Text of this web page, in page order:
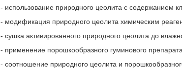
- использование природного цеолита с содержанием
- модификация природного цеолита химическим
- сушка активированного природного цеолита до
- применение порошкообразного гуминового
- соотношение природного цеолита и